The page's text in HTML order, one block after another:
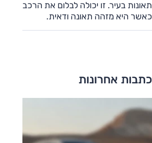
כאשר היא מזהה תאונה ודאית.
כתבות אחרונות